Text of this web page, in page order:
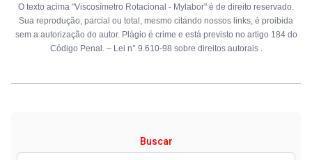
O texto acima "Viscosímetro Rotacional - Mylabor" é de direito reservado.
Sua reprodução, parcial ou total, mesmo citando nossos links, é proibida
sem a autorização do autor. Plágio é crime e está previsto no artigo 184 do
Código Penal. – Lei n° 9.610-98 sobre direitos autorais .
Buscar